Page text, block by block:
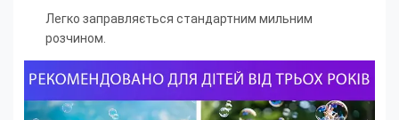
Легко заправляється стандартним мильним
розчином.